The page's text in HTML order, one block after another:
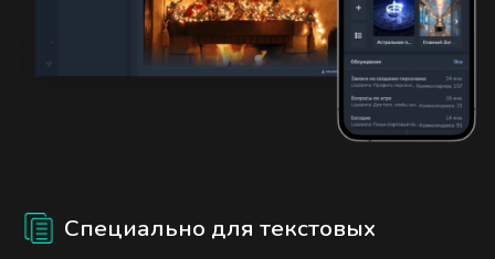
Специально для текстовых